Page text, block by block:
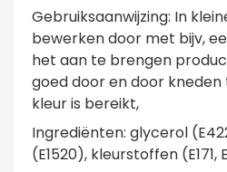
Gebruiksaanwijzing: In
bewerken door met bijv,
het aan te brengen
goed door en door
kleur is bereikt,
Ingrediënten: glycerol
(E1520), kleurstoffen (E171,